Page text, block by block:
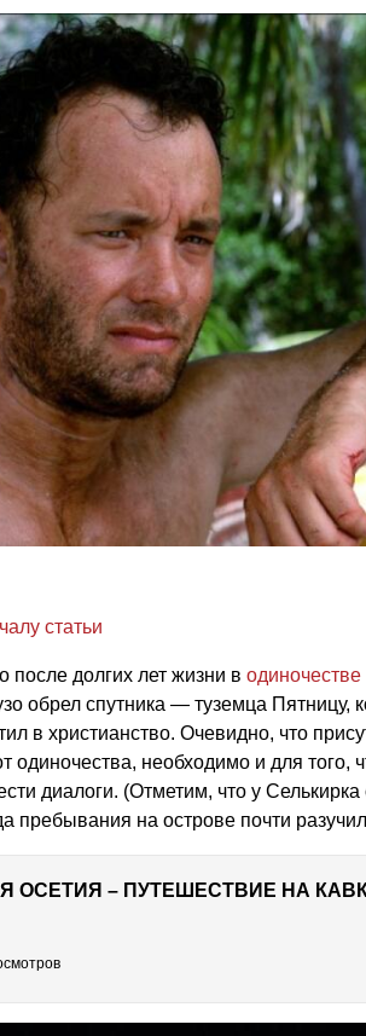
статьи
после долгих лет жизни в одиночестве
обрел спутника — туземца Пятницу,
в христианство. Очевидно, что
одиночества, необходимо и для того,
диалоги. (Отметим, что у
пребывания на острове почти
ОСЕТИЯ – ПУТЕШЕСТВИЕ НА